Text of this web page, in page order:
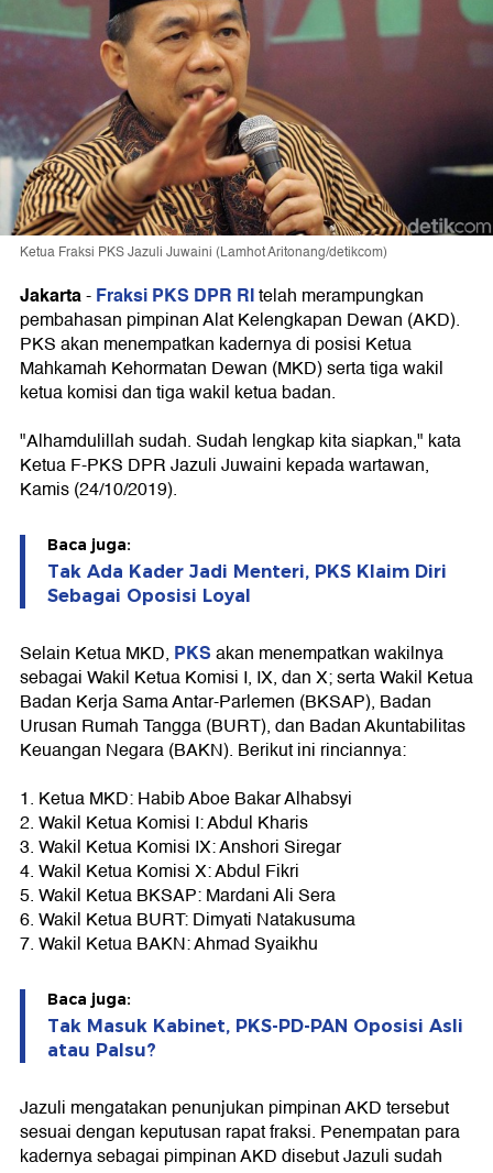
Ketua Fraksi PKS Jazuli Juwaini (Lamhot Aritonang/detikcom)
Jakarta-Fraksi PKS DPR RItelah merampungkan
pembahasan pimpinan Alat Kelengkapan Dewan (AKD).
PKS akan menempatkan kadernya di posisi Ketua
Mahkamah Kehormatan Dewan (MKD) serta tiga wakil
ketua komisi dan tiga wakil ketua badan.
"Alhamdulillah sudah. Sudah lengkap kita siapkan," kata
Ketua F-PKS DPR Jazuli Juwaini kepada wartawan,
Kamis (24/10/2019).
Baca juga:
Tak Ada Kader Jadi Menteri, PKS Klaim Diri
Sebagai Oposisi Loyal
Selain Ketua MKD, PKSakan menempatkan wakilnya
sebagai Wakil Ketua Komisi I, IX, dan X; serta Wakil Ketua
Badan Kerja Sama Antar-Parlemen (BKSAP), Badan
Urusan Rumah Tangga (BURT), dan Badan Akuntabilitas
Keuangan Negara (BAKN). Berikut ini rinciannya:
1. Ketua MKD: Habib Aboe Bakar Alhabsyi
2. Wakil Ketua Komisi I: Abdul Kharis
3. Wakil Ketua Komisi IX: Anshori Siregar
4. Wakil Ketua Komisi X: Abdul Fikri
5. Wakil Ketua BKSAP: Mardani Ali Sera
6. Wakil Ketua BURT: Dimyati Natakusuma
7. Wakil Ketua BAKN: Ahmad Syaikhu
Baca juga:
Tak Masuk Kabinet, PKS-PD-PAN Oposisi Asli
atau Palsu?
Jazuli mengatakan penunjukan pimpinan AKD tersebut
sesuai dengan keputusan rapat fraksi. Penempatan para
kadernya sebagai pimpinan AKD disebut Jazuli sudah